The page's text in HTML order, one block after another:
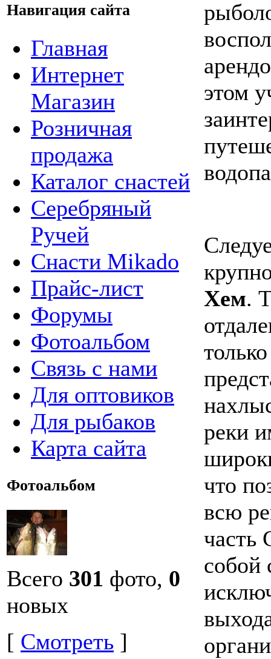
Навигация сайта
Главная
Интернет
Магазин
Розничная
продажа
Каталог снастей
Серебряный
Ручей
Снасти Mikado
Прайс-лист
Форумы
Фотоальбом
Связь с нами
Для оптовиков
Для рыбаков
Карта сайта
Фотоальбом
Всего 301 фото, 0
новых
[ Смотреть ]
этом
Хем.
реки
что
всю
часть
собой